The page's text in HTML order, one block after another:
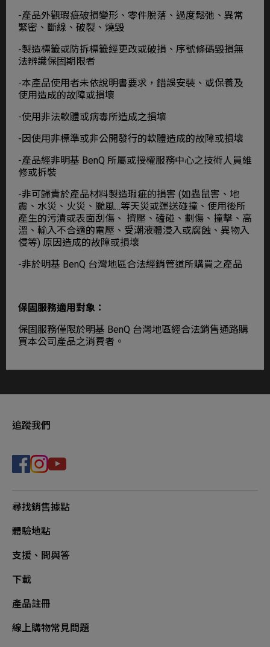
-產品外觀瑕疵破損變形、零件脫落、過度鬆弛、異常
緊密、斷線、破裂、燒毀
-製造標籤或防拆標籤經更改或破損、序號條碼毀損無
法辨識保固期限者
-本產品使用者未依說明書要求，錯誤安裝、或保養及
使用造成的故障或損壞
-使用非法軟體或病毒所造成之損壞
-因使用非標準或非公開發行的軟體造成的故障或損壞
-產品經非明基 BenQ 所屬或授權服務中心之技術人員維
修或拆裝
-非可歸責於產品材料製造瑕疵的損害 (如蟲鼠害、地
震、水災、火災、颱風…等天災或運送碰撞、使用後所
產生的污漬或表面刮傷、 擠壓、磕碰、劃傷、撞擊、高
溫、輸入不合適的電壓、受潮液體浸入或腐蝕、異物入
侵等) 原因造成的故障或損壞
-非於明基 BenQ 台灣地區合法經銷管道所購買之產品
保固服務適用對象：
保固服務僅限於明基 BenQ 台灣地區經合法銷售通路購
買本公司產品之消費者。
追蹤我們
尋找銷售據點
體驗地點
支援、問與答
下載
產品註冊
線上購物常見問題